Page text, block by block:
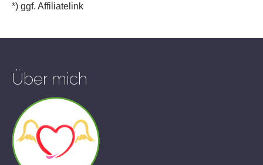
*) ggf. Affiliatelink
Über mich